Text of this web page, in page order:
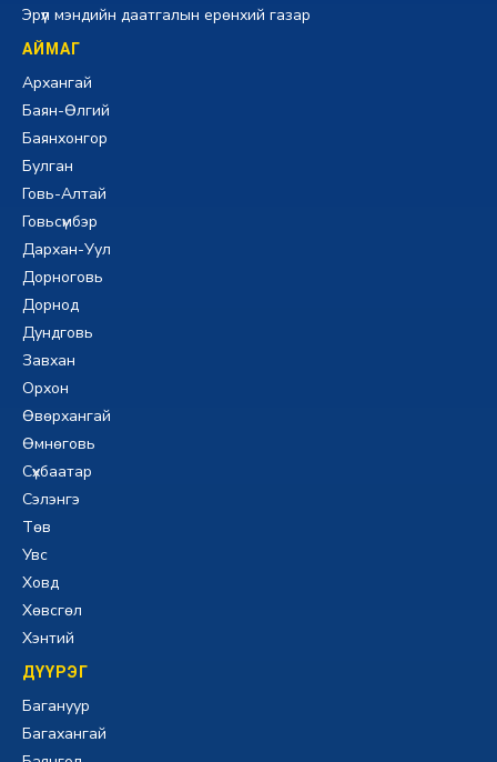
Эрүүл мэндийн даатгалын ерөнхий газар
АЙМАГ
Архангай
Баян-Өлгий
Баянхонгор
Булган
Говь-Алтай
Говьсүмбэр
Дархан-Уул
Дорноговь
Дорнод
Дундговь
Завхан
Орхон
Өвөрхангай
Өмнөговь
Сүхбаатар
Сэлэнгэ
Төв
Увс
Ховд
Хөвсгөл
Хэнтий
ДҮҮРЭГ
Багануур
Багахангай